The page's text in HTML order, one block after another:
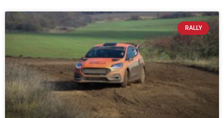
RALLY